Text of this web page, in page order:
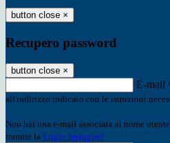
button close ×
Recupero password
button close ×
E-mail
all'indirizzo indicato con le istruzioni
Non hai una e-mail associata al nome
tramite la Login Spaggiari